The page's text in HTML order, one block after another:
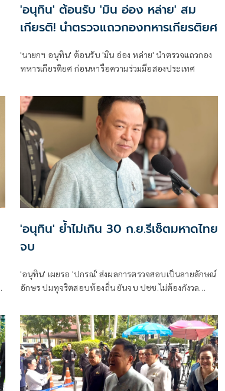
'อนุทิน' ต้อนรับ 'มิน อ่อง หล่าย' สม
เกียรติ! นำตรวจแถวกองทหารเกียรติยศ
'นายกฯ อนุทิน' ต้อนรับ 'มิน อ่อง หล่าย' นำตรวจแถวกอง
ทหารเกียรติยศ ก่อนหารือความร่วมมือสองประเทศ
'อนุทิน' ย้ำไม่เกิน 30 ก.ย.รีเซ็ตมหาดไทย
จบ
'อนุทิน' เผยรอ 'ปกรณ์' ส่งผลการตรวจสอบเป็นลายลักษณ์
อักษร ปมทุจริตสอบท้องถิ่น ยันจบ ปชช.ไม่ต้องกังวล
บอกไม่มีใครวิ่งเต้นได้ ชี้รีเซ็ต มท.จบใน ก.ย.นี้